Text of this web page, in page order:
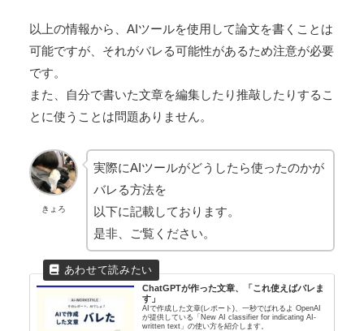
以上の情報から、AIツールを使用して論文を書くことは
可能ですが、それがバレる可能性があるため注意が必要
です。
また、自分で書いた文章を編集したり推敲したりするこ
とに使うことは問題ありません。
きょろ
実際にAIツールがどうしたら使ったのかが
バレる方法を
以下に記載しております。
是非、ご覧ください。
ChatGPTが作った文章、「これ使えばバレま
す」
AIで作成した文章(レポート)、一秒でばれるよ OpenAI
が提供している「New AI classifier for indicating AI-
written text」の使い方を紹介します。